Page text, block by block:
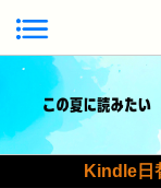
Kindle日